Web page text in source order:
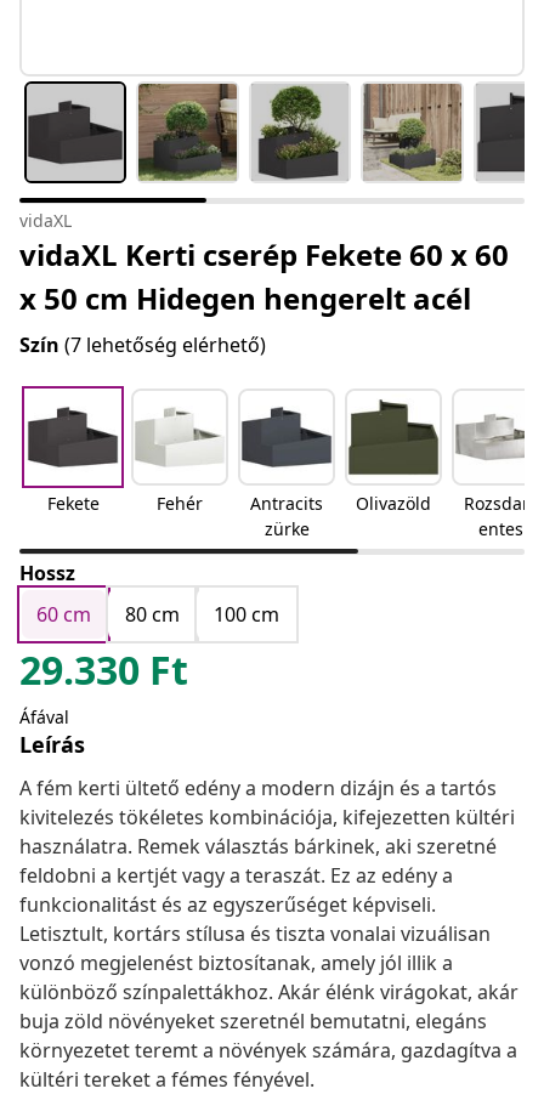
vidaXL
vidaXL Kerti cserép Fekete 60 x 60
x 50 cm Hidegen hengerelt acél
Szín (7 lehetőség elérhető)
Fekete Fehér
Antracits
zürke
Olivazöld
Rozsdam
entes
acél
Hossz
60 cm
80 cm 100 cm
29.330 Ft
Áfával
Leírás
A fém kerti ültető edény a modern dizájn és a tartós
kivitelezés tökéletes kombinációja, kifejezetten kültéri
használatra. Remek választás bárkinek, aki szeretné
feldobni a kertjét vagy a teraszát. Ez az edény a
funkcionalitást és az egyszerűséget képviseli.
Letisztult, kortárs stílusa és tiszta vonalai vizuálisan
vonzó megjelenést biztosítanak, amely jól illik a
különböző színpalettákhoz. Akár élénk virágokat, akár
buja zöld növényeket szeretnél bemutatni, elegáns
környezetet teremt a növények számára, gazdagítva a
kültéri tereket a fémes fényével.